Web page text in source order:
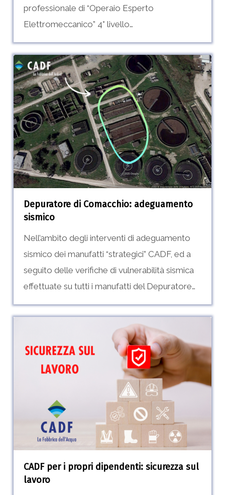
professionale di “Operaio Esperto
Elettromeccanico” 4° livello…
Depuratore
di
Comacchio:
adeguamento
sismico
Depuratore di Comacchio: adeguamento
sismico
Nell’ambito degli interventi di adeguamento
sismico dei manufatti “strategici” CADF, ed a
seguito delle verifiche di vulnerabilità sismica
effettuate su tutti i manufatti del Depuratore…
sicurezza
lavoro
CADF per i propri dipendenti: sicurezza sul
lavoro